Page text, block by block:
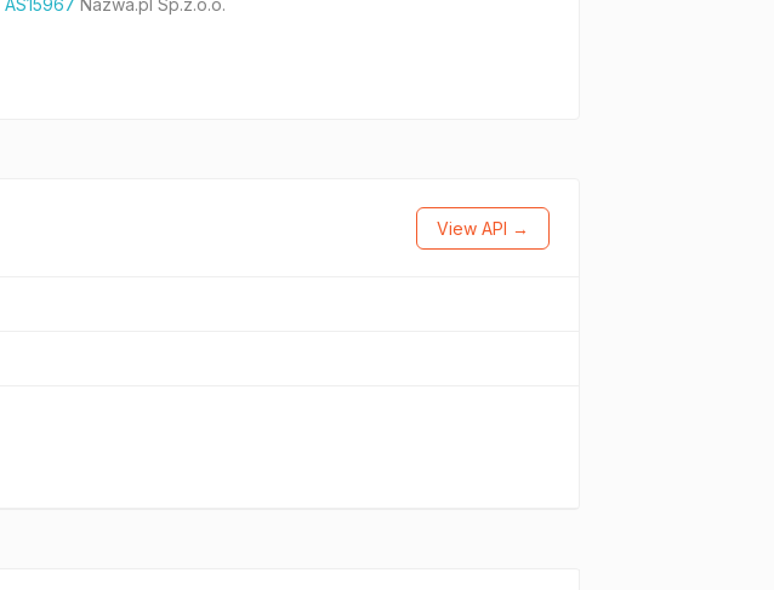
AS15967 Nazwa.pl Sp.z.o.o.
View API →